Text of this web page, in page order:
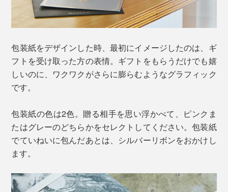
包装紙をデザインした時、最初にイメージしたのは、ギ
フトを受け取った方の表情。ギフトをもらうだけでも嬉
しいのに、ワクワクがさらに膨らむようなグラフィック
です。
包装紙の色は2色。贈る相手を思い浮かべて、ピンクま
たはグレーのどちらかをセレクトしてください。包装紙
でていねいに包んだあとは、シルバーリボンをおかけし
ます。